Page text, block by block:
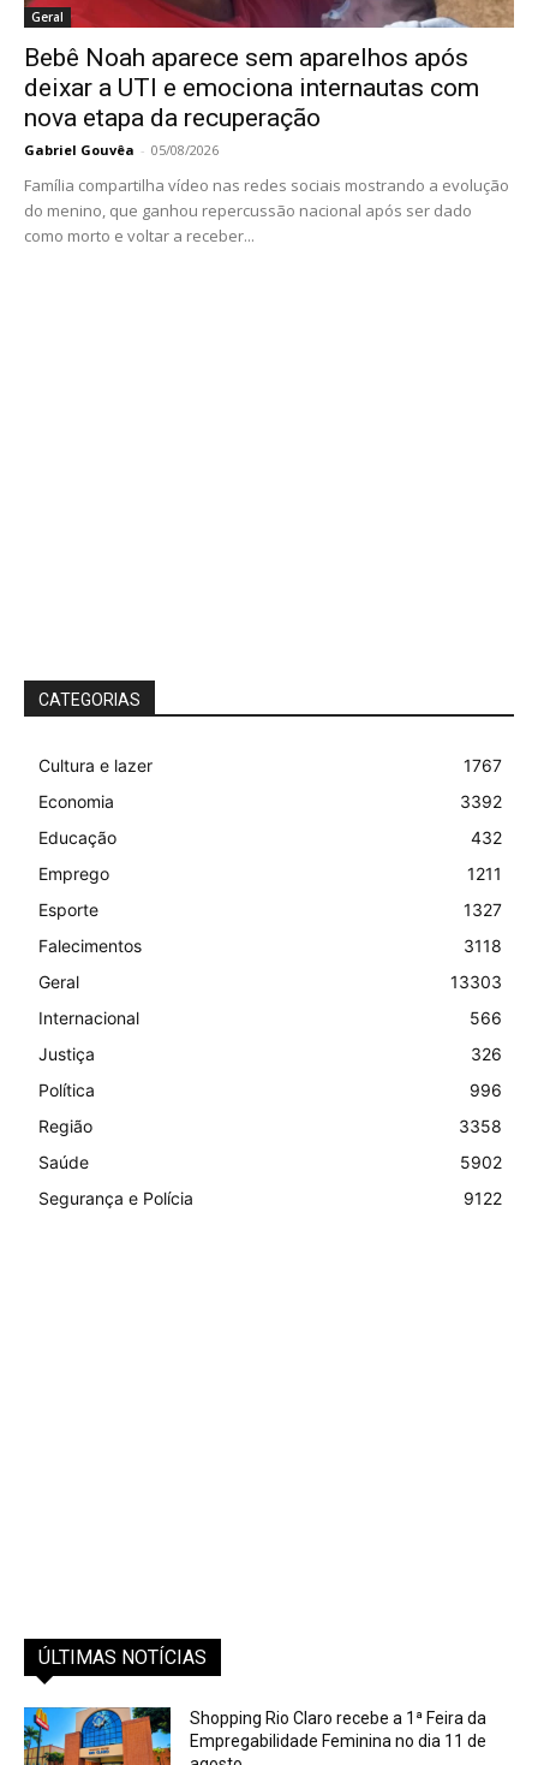
Geral
Bebê Noah aparece sem aparelhos após
deixar a UTI e emociona internautas com
nova etapa da recuperação
Gabriel Gouvêa - 05/08/2026
Família compartilha vídeo nas redes sociais mostrando a evolução
do menino, que ganhou repercussão nacional após ser dado
como morto e voltar a receber...
CATEGORIAS
Cultura e lazer
1767
Economia
3392
Educação
432
Emprego
1211
Esporte
1327
Falecimentos
3118
Geral
13303
Internacional
566
Justiça
326
Política
996
Região
3358
Saúde
5902
Segurança e Polícia
9122
ÚLTIMAS NOTÍCIAS
Shopping Rio Claro recebe a 1ª Feira da
Empregabilidade Feminina no dia 11 de